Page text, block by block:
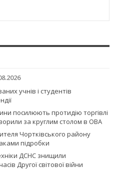
учнів і студентів
посилюють протидію торгівлі
за круглим столом в ОВА
Чортківського району
підробки
ДСНС знищили
Другої світової війни